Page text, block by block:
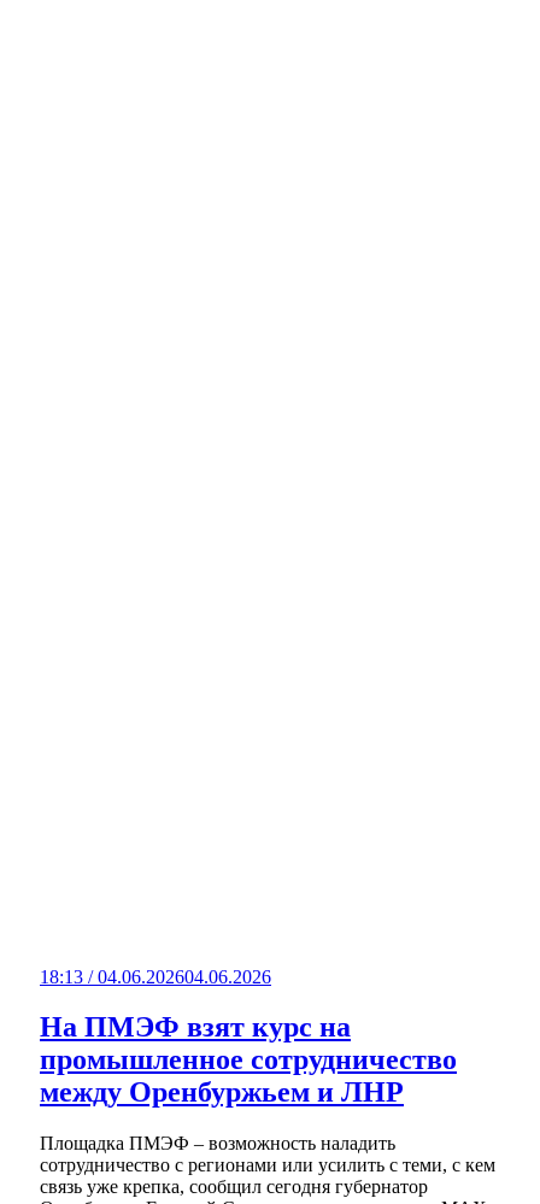
18:13 / 04.06.202604.06.2026
На ПМЭФ взят курс на
промышленное сотрудничество
между Оренбуржьем и ЛНР
Площадка ПМЭФ – возможность наладить
сотрудничество с регионами или усилить с теми, с кем
связь уже крепка, сообщил сегодня губернатор